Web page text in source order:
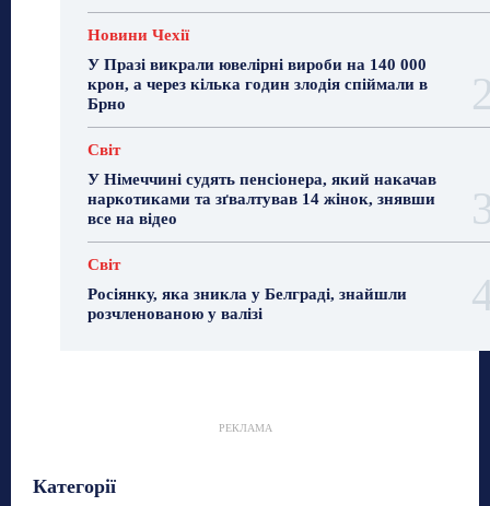
Новини Чехії
У Празі викрали ювелірні вироби на 140 000
крон, а через кілька годин злодія спіймали в
Брно
Світ
У Німеччині судять пенсіонера, який накачав
наркотиками та зґвалтував 14 жінок, знявши
все на відео
Світ
Росіянку, яка зникла у Белграді, знайшли
розчленованою у валізі
РЕКЛАМА
Категорії